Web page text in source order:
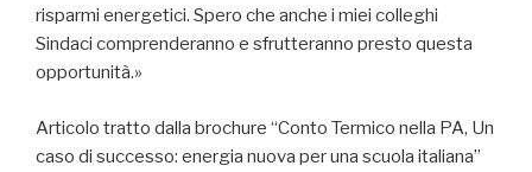
risparmi energetici. Spero che anche i miei colleghi
Sindaci comprenderanno e sfrutteranno presto questa
opportunità.»
Articolo tratto dalla brochure “Conto Termico nella PA, Un
caso di successo: energia nuova per una scuola italiana”